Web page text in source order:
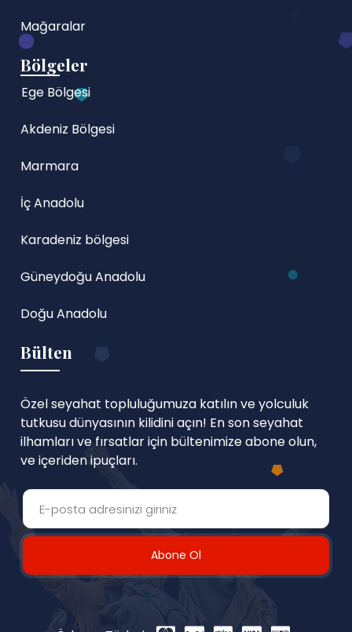
Mağaralar
Bölgeler
Ege Bölgesi
Akdeniz Bölgesi
Marmara
İç Anadolu
Karadeniz bölgesi
Güneydoğu Anadolu
Doğu Anadolu
Bülten
Özel seyahat topluluğumuza katılın ve yolculuk
tutkusu dünyasının kilidini açın! En son seyahat
ilhamları ve fırsatlar için bültenimize abone olun,
ve içeriden ipuçları.
Abone Ol